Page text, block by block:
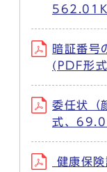
暗証番号
(PDF形
委任状（
式、
健康保